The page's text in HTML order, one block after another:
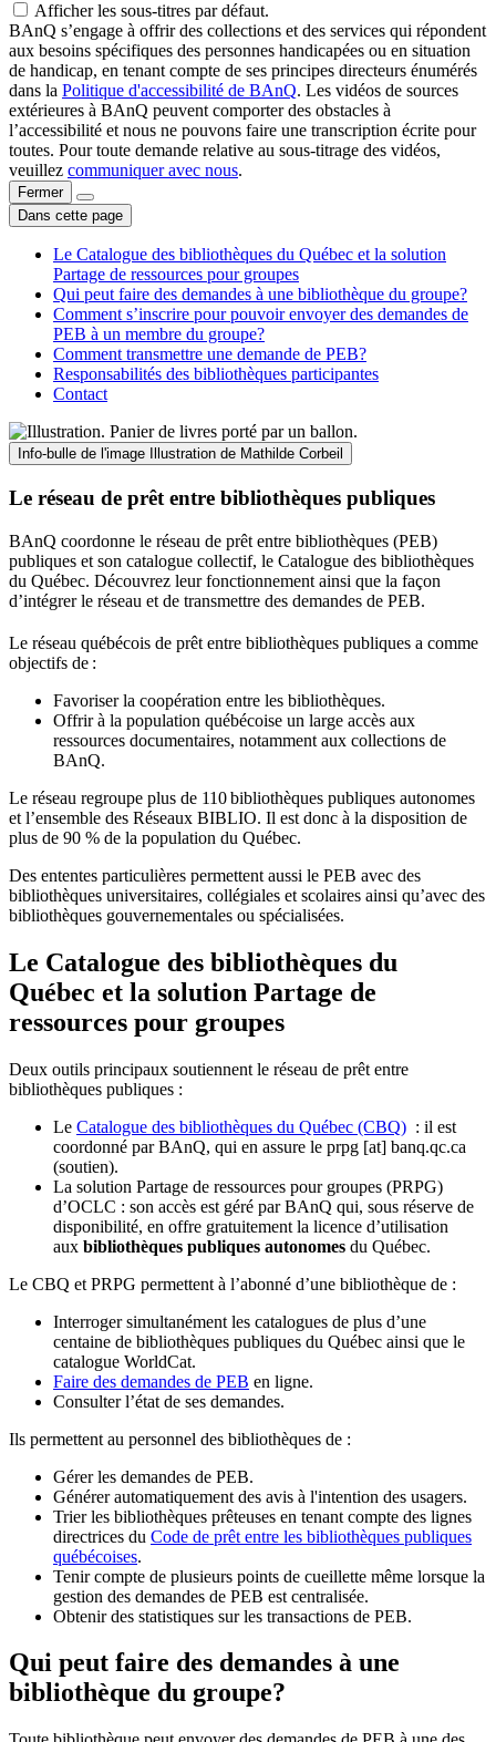
Afficher les sous-titres par défaut.
BAnQ s’engage à offrir des collections et des services qui répondent
aux besoins spécifiques des personnes handicapées ou en situation
de handicap, en tenant compte de ses principes directeurs énumérés
dans la Politique d'accessibilité de BAnQ. Les vidéos de sources
extérieures à BAnQ peuvent comporter des obstacles à
l’accessibilité et nous ne pouvons faire une transcription écrite pour
toutes. Pour toute demande relative au sous-titrage des vidéos,
veuillez communiquer avec nous.
Fermer
Dans cette page
Le Catalogue des bibliothèques du Québec et la solution
Partage de ressources pour groupes
Qui peut faire des demandes à une bibliothèque du groupe?
Comment s’inscrire pour pouvoir envoyer des demandes de
PEB à un membre du groupe?
Comment transmettre une demande de PEB?
Responsabilités des bibliothèques participantes
Contact
Info-bulle de l'image Illustration de Mathilde Corbeil
Le réseau de prêt entre bibliothèques publiques
BAnQ coordonne le réseau de prêt entre bibliothèques (PEB)
publiques et son catalogue collectif, le Catalogue des bibliothèques
du Québec. Découvrez leur fonctionnement ainsi que la façon
d’intégrer le réseau et de transmettre des demandes de PEB.
Le réseau québécois de prêt entre bibliothèques publiques a comme
objectifs de :
Favoriser la coopération entre les bibliothèques.
Offrir à la population québécoise un large accès aux
ressources documentaires, notamment aux collections de
BAnQ.
Le réseau regroupe plus de 110bibliothèques publiques autonomes
et l’ensemble des Réseaux BIBLIO. Il est donc à la disposition de
plus de 90 % de la population du Québec.
Des ententes particulières permettent aussi le PEB avec des
bibliothèques universitaires, collégiales et scolaires ainsi qu’avec des
bibliothèques gouvernementales ou spécialisées.
Le Catalogue des bibliothèques du
Québec et la solution Partage de
ressources pour groupes
Deux outils principaux soutiennent le réseau de prêt entre
bibliothèques publiques :
Le Catalogue des bibliothèques du Québec (CBQ) : il est
coordonné par BAnQ, qui en assure le prpg [at] banq.qc.ca
(soutien).
La solution Partage de ressources pour groupes (PRPG)
d’OCLC : son accès est géré par BAnQ qui, sous réserve de
disponibilité, en offre gratuitement la licence d’utilisation
aux bibliothèques publiques autonomes du Québec.
Le CBQ et PRPG permettent à l’abonné d’une bibliothèque de :
Interroger simultanément les catalogues de plus d’une
centaine de bibliothèques publiques du Québec ainsi que le
catalogue WorldCat.
Faire des demandes de PEB en ligne.
Consulter l’état de ses demandes.
Ils permettent au personnel des bibliothèques de :
Gérer les demandes de PEB.
Générer automatiquement des avis à l'intention des usagers.
Trier les bibliothèques prêteuses en tenant compte des lignes
directrices du Code de prêt entre les bibliothèques publiques
québécoises.
Tenir compte de plusieurs points de cueillette même lorsque la
gestion des demandes de PEB est centralisée.
Obtenir des statistiques sur les transactions de PEB.
Qui peut faire des demandes à une
bibliothèque du groupe?